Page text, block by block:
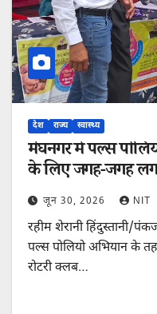
देश राज्य स्वास्थ्य
मेघनगर में पल्स
के लिए जगह-जगह
जून 30, 2026 NIT
रहीम शेरानी हिंदुस्तानी/
पल्स पोलियो अभियान के
रोटरी क्लब…